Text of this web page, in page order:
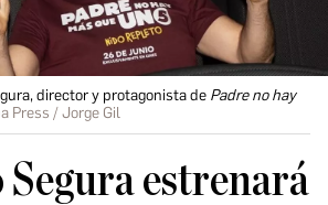
director y protagonista de Padre no hay
Press / Jorge Gil
Segura estrenará